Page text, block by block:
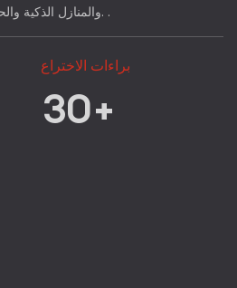
والمنازل الذكية والحماية من التسرب وما إلى ذلك. .
براءات الاختراع
30+